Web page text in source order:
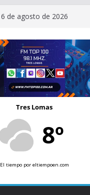
6 de agosto de 2026
Tres Lomas
8º
El tiempopor eltiempoen.com